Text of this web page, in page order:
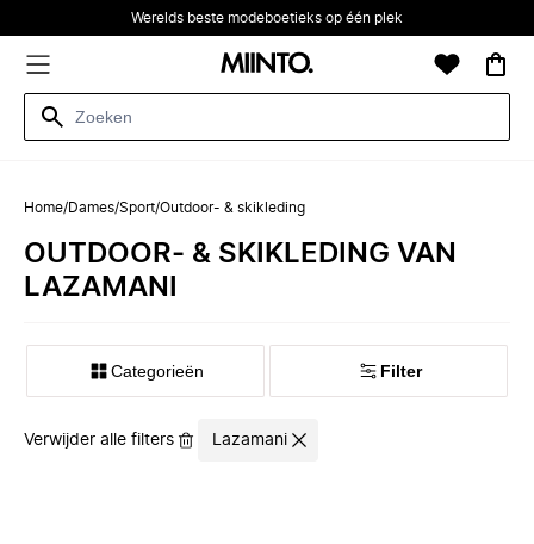
Werelds beste modeboetieks op één plek
Home/Dames/Sport/Outdoor- & skikleding
OUTDOOR- & SKIKLEDING VAN
LAZAMANI
Categorieën Filter
Verwijder alle filters Lazamani